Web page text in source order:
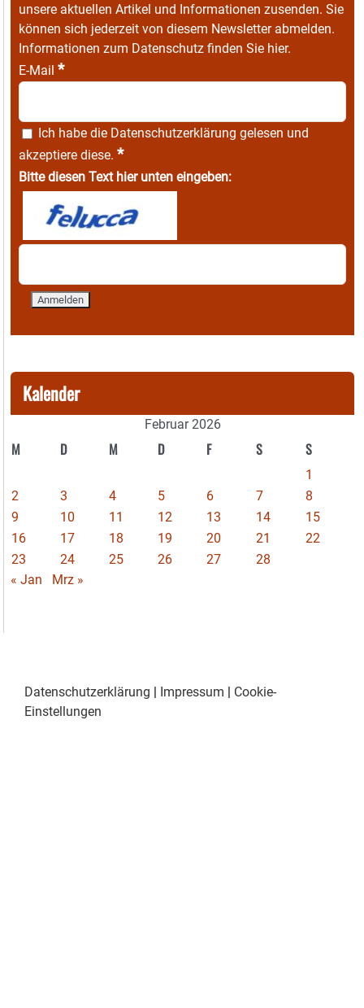
unsere aktuellen Artikel und Informationen zusenden. Sie
können sich jederzeit von diesem Newsletter abmelden.
Informationen zum Datenschutz finden Sie hier.
E-Mail *
Ich habe die Datenschutzerklärung gelesen und
akzeptiere diese. *
Bitte diesen Text hier unten eingeben:
Kalender
Februar 2026
M D M D F S S
1
2
3 4 5 6 7
8
9
10 11 12 13 14
15
16
17 18 19 20 21
22
23
24 25 26 27
28
« Jan
Mrz »
Datenschutzerklärung | Impressum | Cookie-
Einstellungen